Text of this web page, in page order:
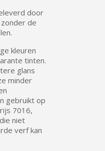
door
de
kleuren
tinten.
glans
minder
gebruikt op
7016,
niet
verf kan